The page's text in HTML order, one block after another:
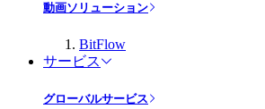
動画ソリューション
BitFlow
サービス
グローバルサービス